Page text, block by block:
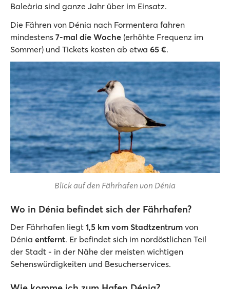
Baleària sind ganze Jahr über im Einsatz.
Die Fähren von Dénia nach Formentera fahren
mindestens 7-mal die Woche (erhöhte Frequenz im
Sommer) und Tickets kosten ab etwa 65 €.
Blick auf den Fährhafen von Dénia
Wo in Dénia befindet sich der Fährhafen?
Der Fährhafen liegt 1,5 km vom Stadtzentrum von
Dénia entfernt. Er befindet sich im nordöstlichen Teil
der Stadt - in der Nähe der meisten wichtigen
Sehenswürdigkeiten und Besucherservices.